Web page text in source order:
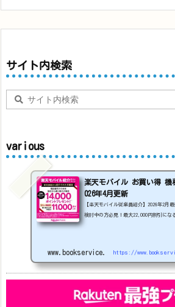
サイト内検索
various
楽天モバイル お買い得
026年4月更新
【楽天モバイル従業員紹介】2026年2月
検討中の方必見！最大22,000円割引にな
arrows We2 1円
www.bookservice.jp